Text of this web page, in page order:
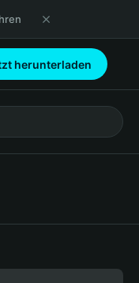
herunterladen